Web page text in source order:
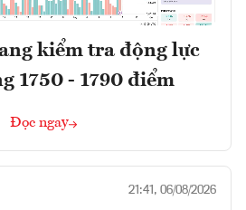
kiểm tra động lực
1750 - 1790 điểm
Đọc ngay
21:41, 06/08/2026